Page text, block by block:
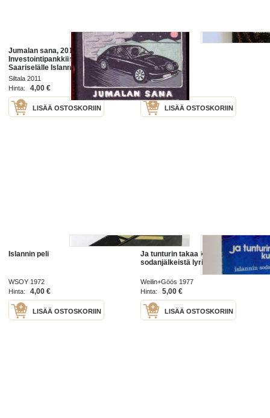
Jumalan sana, 2011. 2.p.
Investointipankkiiri on jumittunut
Saariselälle Islannin tuhkapilven
vuoksi. Pitäisi ehtiä
Helsinkiin,houkuttelee
autonkuljettajan noutamaan
Siltala 2011
Hinta:
4,00 €
LISÄÄ OSTOSKORIIN
Islannin peli
WSOY 1972
Hinta:
5,00 €
LISÄÄ OSTOSKORIIN
Islannin peli
WSOY 1972
Hinta:
4,00 €
LISÄÄ OSTOSKORIIN
Ja tunturin takaa kuulet : Islannin
sodanjälkeistä lyriikkaa
Weilin+Göös 1977
Hinta:
5,00 €
LISÄÄ OSTOSKORIIN